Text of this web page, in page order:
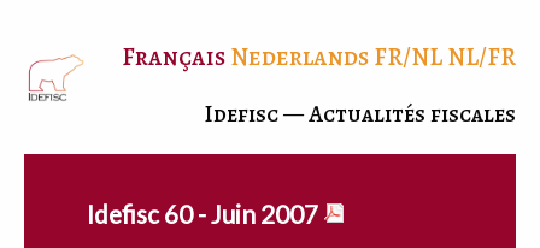
FrançaisNederlandsFR/NLNL/FR
Idefisc — Actualités fiscales
Idefisc 60 - Juin 2007